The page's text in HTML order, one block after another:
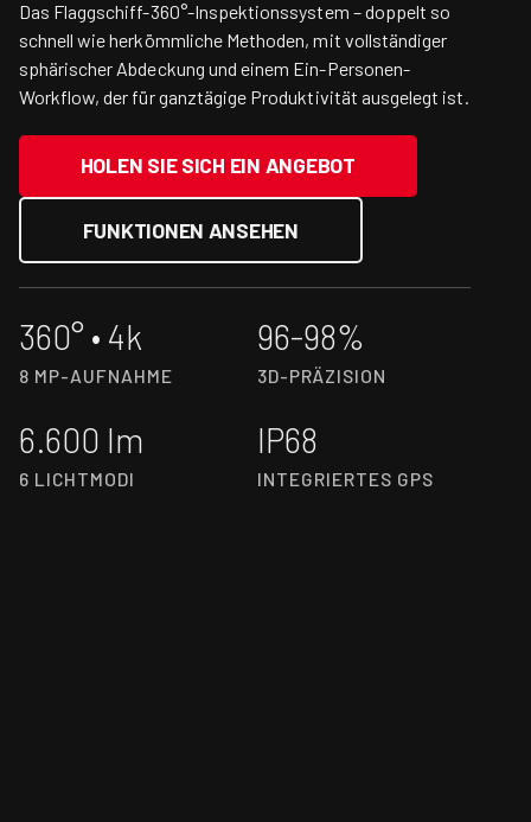
Das Flaggschiff-360°-Inspektionssystem – doppelt so
schnell wie herkömmliche Methoden, mit vollständiger
sphärischer Abdeckung und einem Ein-Personen-
Workflow, der für ganztägige Produktivität ausgelegt ist.
HOLEN SIE SICH EIN ANGEBOT
FUNKTIONEN ANSEHEN
360° • 4k
8 MP-AUFNAHME
96-98%
3D-PRÄZISION
6.600 lm
6 LICHTMODI
IP68
INTEGRIERTES GPS